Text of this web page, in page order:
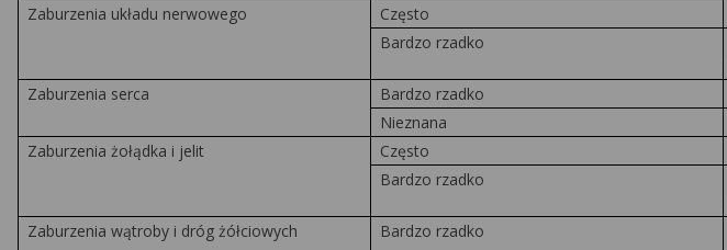
Zaburzenia układu nerwowego
Często
Bardzo rzadko
Zaburzenia serca
Bardzo rzadko
Nieznana
Zaburzenia żołądka i jelit
Często
Bardzo rzadko
Zaburzenia wątroby i dróg żółciowych
Bardzo rzadko